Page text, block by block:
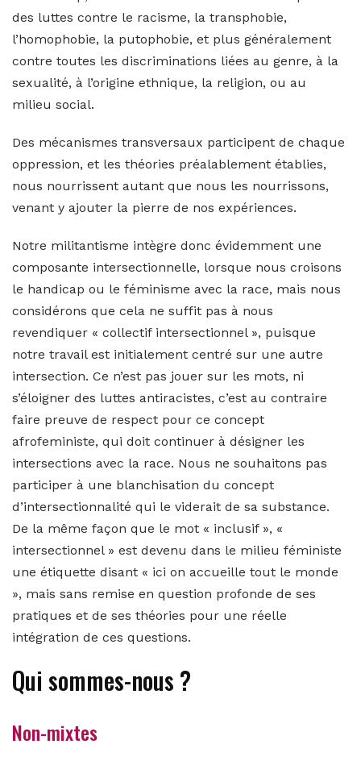
des luttes contre le racisme, la transphobie,
l’homophobie, la putophobie, et plus généralement
contre toutes les discriminations liées au genre, à la
sexualité, à l’origine ethnique, la religion, ou au
milieu social.
Des mécanismes transversaux participent de chaque
oppression, et les théories préalablement établies,
nous nourrissent autant que nous les nourrissons,
venant y ajouter la pierre de nos expériences.
Notre militantisme intègre donc évidemment une
composante intersectionnelle, lorsque nous croisons
le handicap ou le féminisme avec la race, mais nous
considérons que cela ne suffit pas à nous
revendiquer « collectif intersectionnel », puisque
notre travail est initialement centré sur une autre
intersection. Ce n’est pas jouer sur les mots, ni
s’éloigner des luttes antiracistes, c’est au contraire
faire preuve de respect pour ce concept
afrofeministe, qui doit continuer à désigner les
intersections avec la race. Nous ne souhaitons pas
participer à une blanchisation du concept
d’intersectionnalité qui le viderait de sa substance.
De la même façon que le mot « inclusif », «
intersectionnel » est devenu dans le milieu féministe
une étiquette disant « ici on accueille tout le monde
», mais sans remise en question profonde de ses
pratiques et de ses théories pour une réelle
intégration de ces questions.
Qui sommes-nous ?
Non-mixtes